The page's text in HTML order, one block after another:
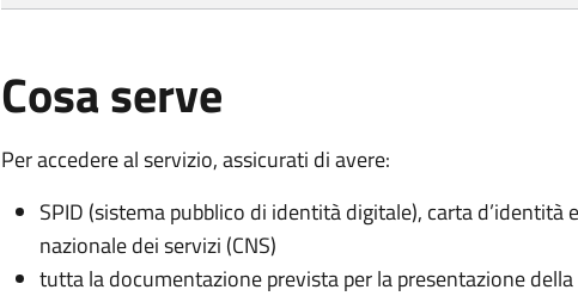
Cosa serve
Per accedere al servizio, assicurati di avere:
SPID (sistema pubblico di identità digitale), carta d’identità
nazionale dei servizi (CNS)
tutta la documentazione prevista per la presentazione della